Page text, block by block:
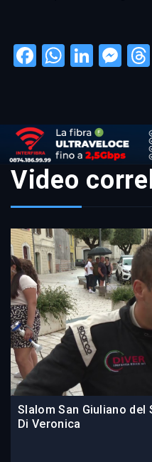
Facebook
Video
Slalom San Giuliano
Di Veronica